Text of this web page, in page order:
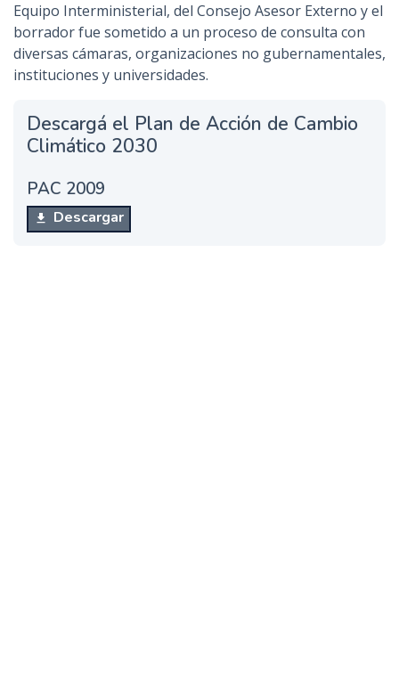
Equipo Interministerial, del Consejo Asesor Externo y el
borrador fue sometido a un proceso de consulta con
diversas cámaras, organizaciones no gubernamentales,
instituciones y universidades.
Descargá el Plan de Acción de Cambio
Climático 2030
PAC 2009
Descargar